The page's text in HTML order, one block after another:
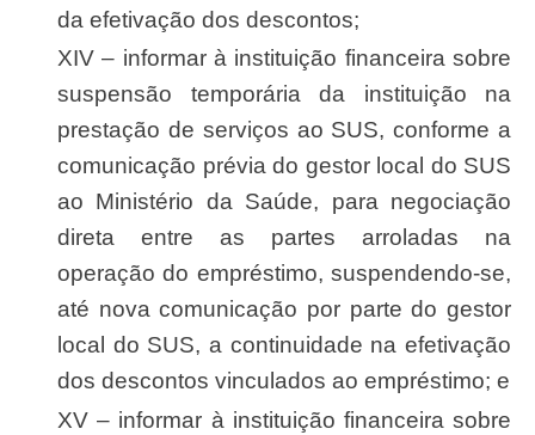
da efetivação dos descontos;
XIV – informar à instituição financeira sobre
suspensão temporária da instituição na
prestação de serviços ao SUS, conforme a
comunicação prévia do gestor local do SUS
ao Ministério da Saúde, para negociação
direta entre as partes arroladas na
operação do empréstimo, suspendendo-se,
até nova comunicação por parte do gestor
local do SUS, a continuidade na efetivação
dos descontos vinculados ao empréstimo; e
XV – informar à instituição financeira sobre